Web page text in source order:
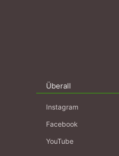
Überall
Instagram
Facebook
YouTube